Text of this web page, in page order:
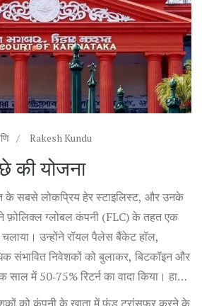
Rakesh Kundu
की योजना
के सबसे लोकप्रिय हेर स्टाइलिस्ट, और उनके
ग्लोबल कंपनी (FLC) के तहत एक
चलाया। उन्होंने रॉयल पैलेस बैंकेट हॉल,
संभावित निवेशकों को बुलाकर, बिटकॉइन और
में 50‑75% रिटर्न का वादा किया। हाबिब
का प्रयोग करके उन्होंने भरोसा जीत लिया,